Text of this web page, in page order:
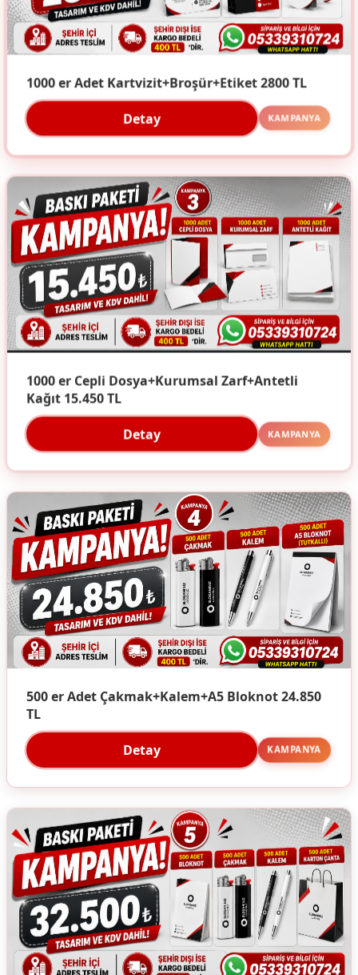
1000 er Adet Kartvizit+Broşür+Etiket 2800 TL
Detay KAMPANYA
1000 er Cepli Dosya+Kurumsal Zarf+Antetli
Kağıt 15.450 TL
Detay KAMPANYA
500 er Adet Çakmak+Kalem+A5 Bloknot 24.850
TL
Detay KAMPANYA